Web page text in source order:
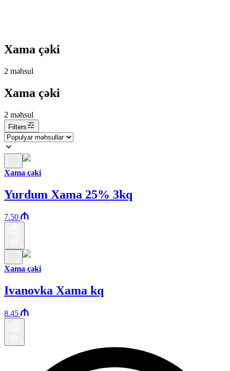
Xama çəki
2 məhsul
Xama çəki
2 məhsul
Filters
Xama çəki
Yurdum Xama 25% 3kq
7.50
Xama çəki
Ivanovka Xama kq
8.45